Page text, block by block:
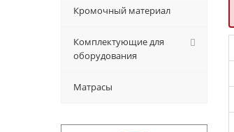
Кромочный материал
Комплектующие для
оборудования
Матрасы